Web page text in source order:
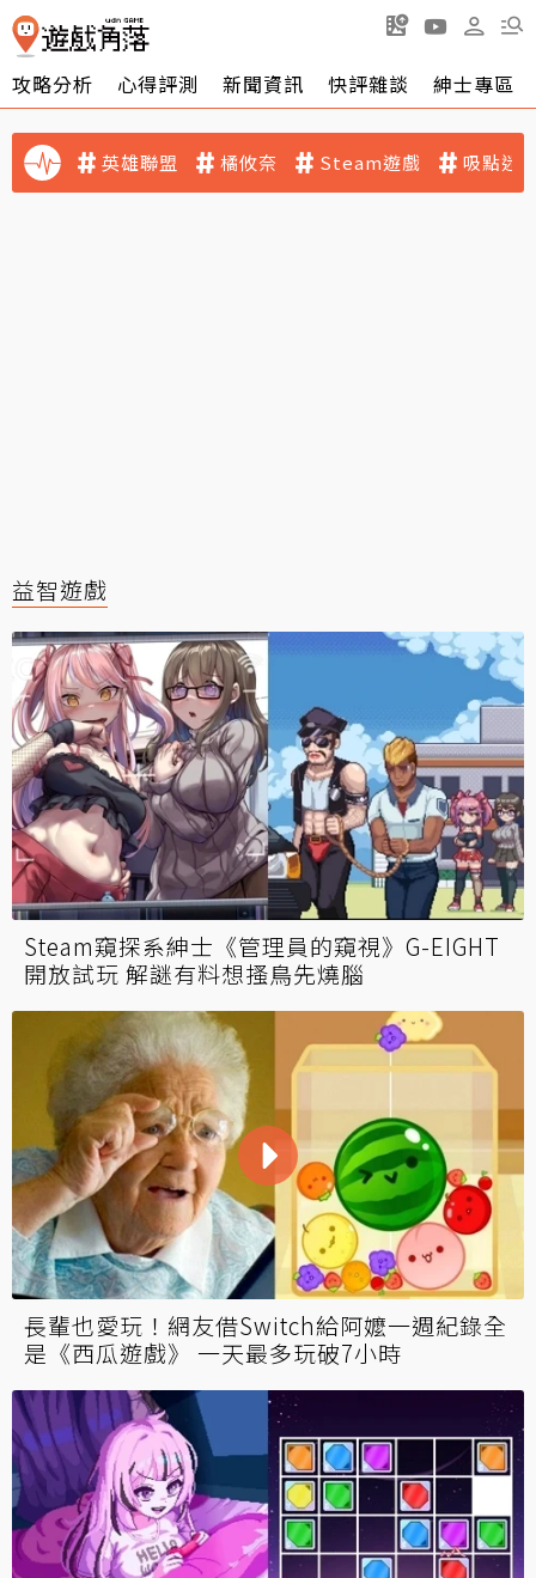
攻略分析 心得評測 新聞資訊 快評雜談 紳士專區
英雄聯盟 橘攸奈 Steam遊戲 吸點迷
益智遊戲
Steam窺探系紳士《管理員的窺視》G-EIGHT
開放試玩 解謎有料想搔鳥先燒腦
長輩也愛玩！網友借Switch給阿嬤一週紀錄全
是《西瓜遊戲》 一天最多玩破7小時